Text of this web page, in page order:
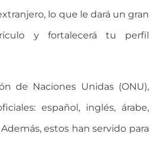
lo que le dará un gran
y fortalecerá tu perfil
de Naciones Unidas (ONU),
español, inglés, árabe,
estos han servido para